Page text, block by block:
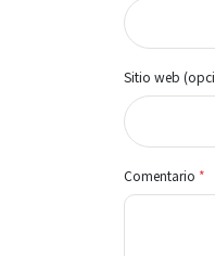
Sitio web
Comentario *